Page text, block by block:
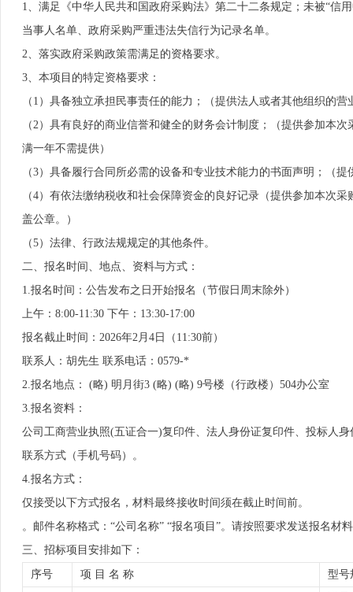
1、满足《中华人民共和国政府采购法》第二十二条规定；未被“信
当事人名单、政府采购严重违法失信行为记录名单。
2、落实政府采购政策需满足的资格要求。
3、本项目的特定资格要求：
（1）具备独立承担民事责任的能力；（提供法人或者其他组织的
（2）具有良好的商业信誉和健全的财务会计制度；（提供参加本
满一年不需提供）
（3）具备履行合同所必需的设备和专业技术能力的书面声明；（提
（4）有依法缴纳税收和社会保障资金的良好记录（提供参加本次
盖公章。）
（5）法律、行政法规规定的其他条件。
二、报名时间、地点、资料与方式：
1.报名时间：公告发布之日开始报名（节假日周末除外）
上午：8:00-11:30 下午：13:30-17:00
报名截止时间：2026年2月4日（11:30前）
联系人：胡先生 联系电话：0579-*
2.报名地点： (略) 明月街3 (略) (略) 9号楼（行政楼）504办公室
3.报名资料：
公司工商营业执照(五证合一)复印件、法人身份证复印件、投标人
联系方式（手机号码） 。
4.报名方式：
仅接受以下方式报名，材料最终接收时间须在截止时间前。
。邮件名称格式：“公司名称” “报名项目”。 请按照要求发送报名材
三、招标项目安排如下：
序号 项 目 名 称 型号